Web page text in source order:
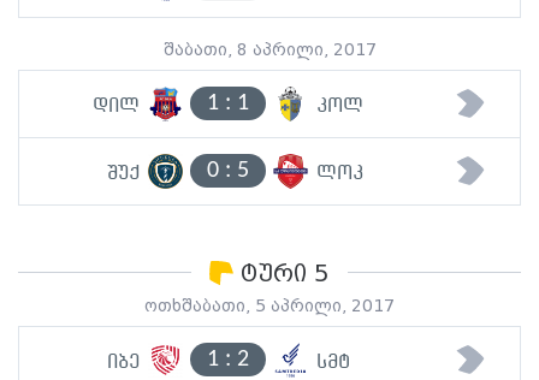
შაბათი, 8 აპრილი, 2017
დილ 1: 1 კოლ
შუქ 0: 5 ლოკ
ტური 5
ოთხშაბათი, 5 აპრილი, 2017
იბე 1: 2 სმტ